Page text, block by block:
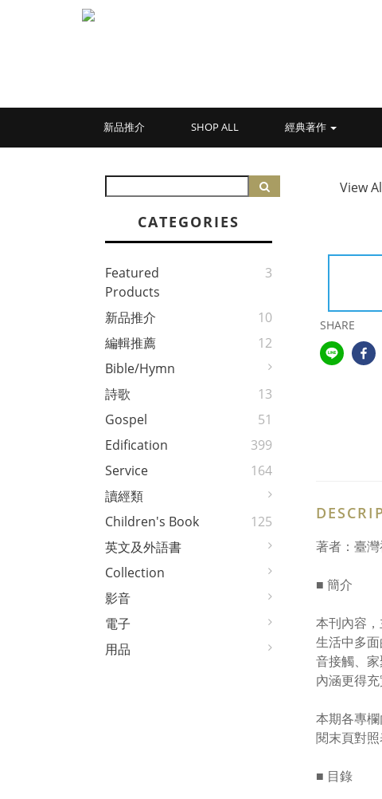
新品推介 SHOP ALL 經典著作
CATEGORIES
Featured
Products
3
新品推介
10
編輯推薦
12
Bible/Hymn
詩歌
13
Gospel
51
Edification
399
Service
164
讀經類
Children's Book
125
英文及外語書
Collection
影音
電子
用品
View
SHARE
著者：臺
■ 簡介
本刊內容
生活中多
音接觸、
內涵更得
本期各專
閱末頁對
■ 目錄